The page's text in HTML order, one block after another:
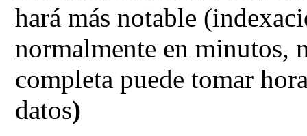
hará más notable
normalmente en minutos,
completa puede tomar
datos)